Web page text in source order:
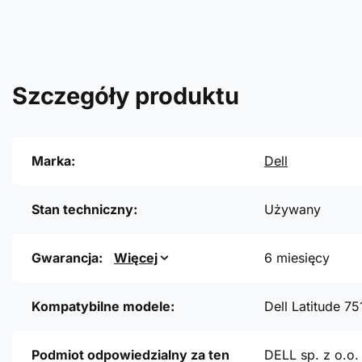
Szczegóły produktu
Marka: Dell
Stan techniczny: Używany
Gwarancja: Więcej 6 miesięcy
Kompatybilne modele: Dell Latitude
Podmiot odpowiedzialny za ten
DELL sp. z o.o.